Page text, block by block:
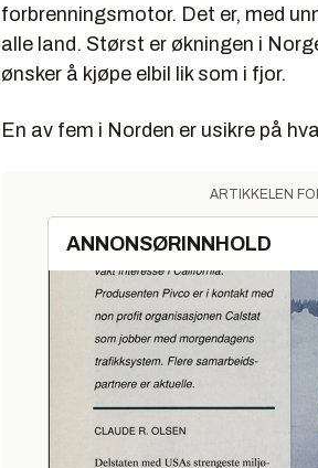
forbrenningsmotor. Det er, med
alle land. Størst er økningen i
ønsker å kjøpe elbil lik som i fjor.
En av fem i Norden er usikre på
ARTIKKELEN
ANNONSØRINNHOLD